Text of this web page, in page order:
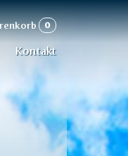
0
Kontakt